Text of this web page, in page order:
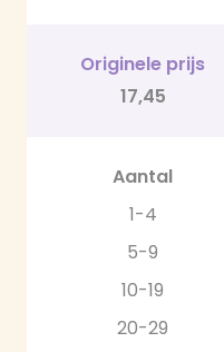
Originele prijs
17,45
Aantal
1-4
5-9
10-19
20-29